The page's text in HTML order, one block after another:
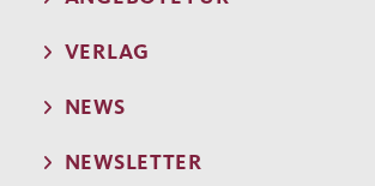
VERLAG
NEWS
NEWSLETTER